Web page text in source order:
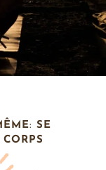
: SE
CORPS